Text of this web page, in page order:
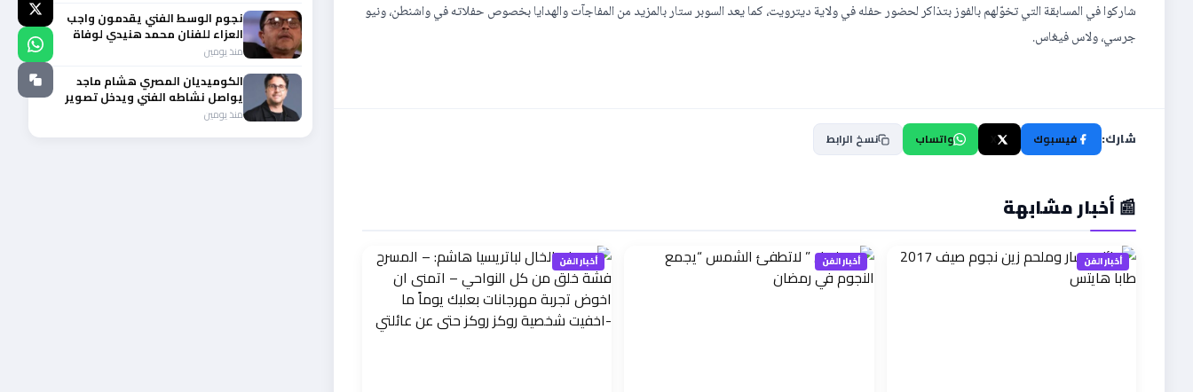
شاركوا في المسابقة التي تخوّلهم بالفوز بتذاكر لحضور حفله في ولاية ديترويت، كما يعد السوبر ستار بالمزيد من المفاجآت والهدايا بخصوص حفلاته في واشنطن، ونيو
جرسي، ولاس فيغاس.
شارك: فيسبوك واتساب نسخ الرابط
📰 أخبار مشابهة
أخبار الفن أخبار الفن أخبار الفن
نجوم الوسط الفني يقدمون واجب
العزاء للفنان محمد هنيدي لوفاة
شقيقه الأكبر
منذ يومين
الكوميديان المصري هشام ماجد
يواصل نشاطه الفني ويدخل تصوير
عامل ميت
منذ يومين